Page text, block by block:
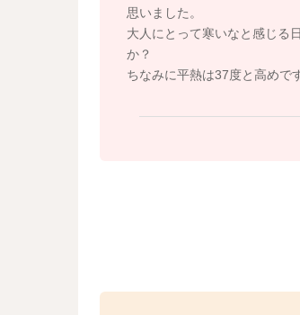
良かったら参考になさってみ
どうぞよろしくお願いします。
思いました。
大人にとって寒いなと感じる
か？
ちなみに平熱は37度と高めで